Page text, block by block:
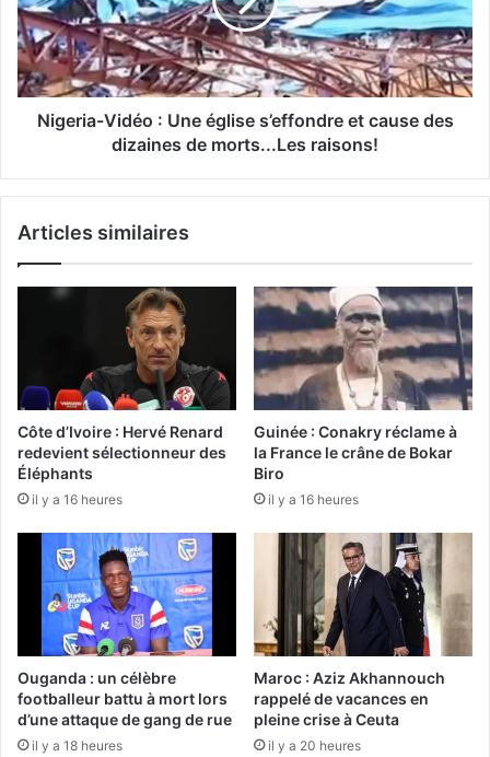
Nigeria-Vidéo : Une église s’effondre et cause des
dizaines de morts...Les raisons!
Articles similaires
Côte d’Ivoire : Hervé Renard
redevient sélectionneur des
Éléphants
il y a 16 heures
Guinée : Conakry réclame à
la France le crâne de Bokar
Biro
il y a 16 heures
Ouganda : un célèbre
footballeur battu à mort lors
d’une attaque de gang de rue
il y a 18 heures
Maroc : Aziz Akhannouch
rappelé de vacances en
pleine crise à Ceuta
il y a 20 heures